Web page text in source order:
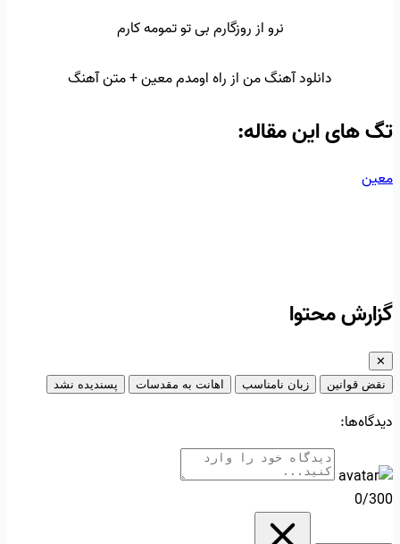
نرو از روزگارم بی تو تمومه کارم
دانلود آهنگ من از راه اومدم معین + متن آهنگ
تگ‌ های این مقاله:
معین
گزارش محتوا
✕
نقض قوانین
زبان نامناسب اهانت به مقدسات پسندیده نشد
دیدگاه‌ها:
0/300